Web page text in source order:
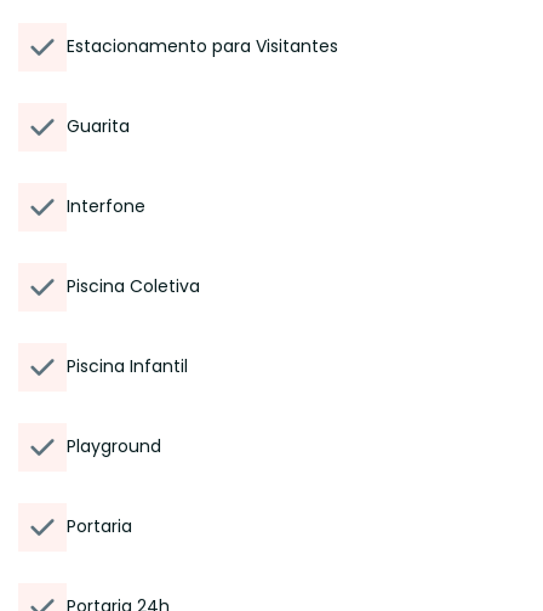
Estacionamento para Visitantes
Guarita
Interfone
Piscina Coletiva
Piscina Infantil
Playground
Portaria
Portaria 24h